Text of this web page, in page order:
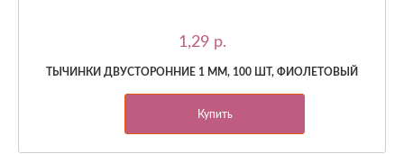
1,29 p.
ТЫЧИНКИ ДВУСТОРОННИЕ 1 ММ, 100 ШТ, ФИОЛЕТОВЫЙ
Купить